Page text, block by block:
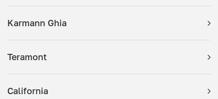
Karmann Ghia
Teramont
California